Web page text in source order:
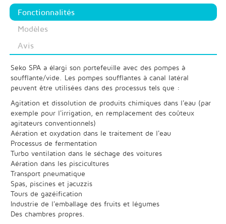
Fonctionnalités
Modèles
Avis
Seko SPA a élargi son portefeuille avec des pompes à
soufflante/vide. Les pompes soufflantes à canal latéral
peuvent être utilisées dans des processus tels que :
Agitation et dissolution de produits chimiques dans l'eau (par
exemple pour l'irrigation, en remplacement des coûteux
agitateurs conventionnels)
Aération et oxydation dans le traitement de l'eau
Processus de fermentation
Turbo ventilation dans le séchage des voitures
Aération dans les piscicultures
Transport pneumatique
Spas, piscines et jacuzzis
Tours de gazéification
Industrie de l'emballage des fruits et légumes
Des chambres propres.